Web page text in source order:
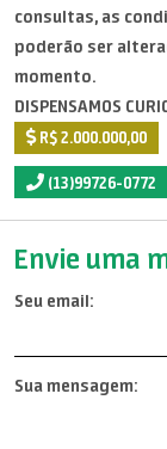
consultas, as
poderão ser
momento.
DISPENSAMOS
R$ 2.000.000,00
(13)99726-0772
Envie uma
Seu email:
Sua mensagem: